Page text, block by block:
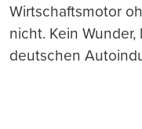
Wirtschaftsmotor
nicht. Kein
deutschen